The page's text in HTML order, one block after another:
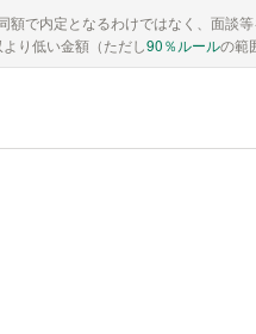
で内定となるわけではなく、面談等
り低い金額（ただし90％ルールの範